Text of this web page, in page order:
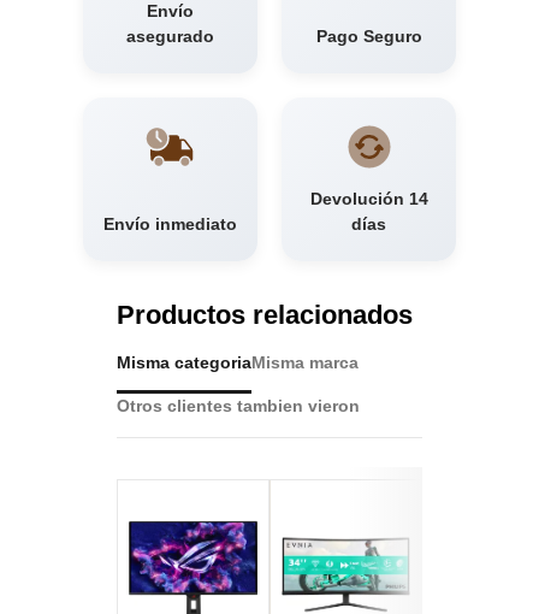
Envío
asegurado
Pago Seguro
Envío inmediato
Devolución 14
días
Productos relacionados
Misma categoriaMisma marca
Otros clientes tambien vieron